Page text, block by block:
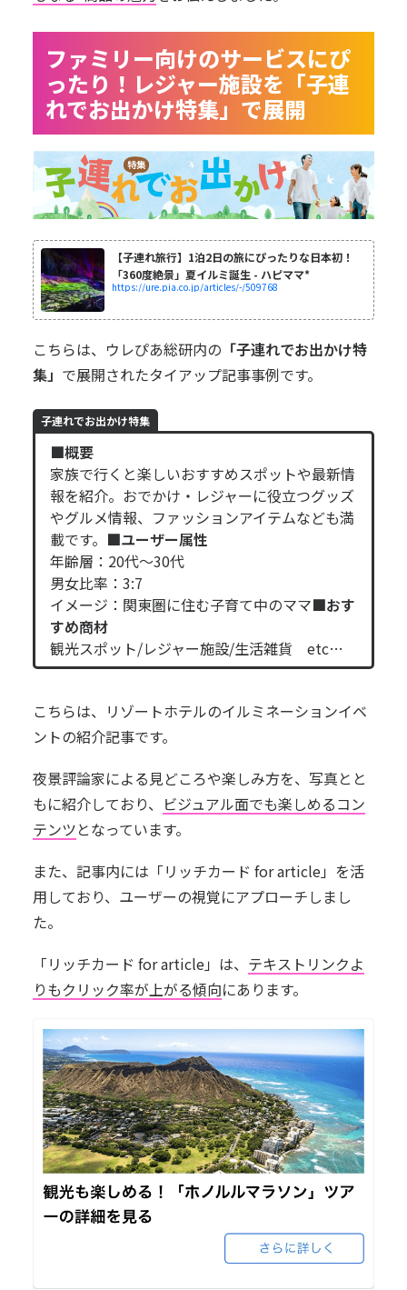
ファミリー向けのサービスにぴ
ったり！レジャー施設を「子連
れでお出かけ特集」で展開
【子連れ旅行】1泊2日の旅にぴったりな日本初！
「360度絶景」夏イルミ誕生 - ハピママ*
https://ure.pia.co.jp/articles/-/509768
こちらは、ウレぴあ総研内の 「子連れでお出かけ特
集」 で展開されたタイアップ記事事例です。
子連れでお出かけ特集
■概要
家族で行くと楽しいおすすめスポットや最新情
報を紹介。おでかけ・レジャーに役立つグッズ
やグルメ情報、ファッションアイテムなども満
載です。 ■ユーザー属性
年齢層：20代～30代
男女比率：3:7
イメージ：関東圏に住む子育て中のママ■おす
すめ商材
観光スポット/レジャー施設/生活雑貨 etc…
こちらは、リゾートホテルのイルミネーションイベ
ントの紹介記事です。
夜景評論家による見どころや楽しみ方を、写真とと
もに紹介しており、 ビジュアル面でも楽しめるコン
テンツとなっています。
また、記事内には「リッチカード for article」を活
用しており、ユーザーの視覚にアプローチしまし
た。
「リッチカード for article」は、 テキストリンクよ
りもクリック率が上がる傾向にあります。